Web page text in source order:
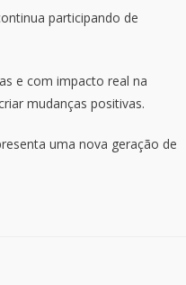
participando de
e com impacto real na
mudanças positivas.
uma nova geração de